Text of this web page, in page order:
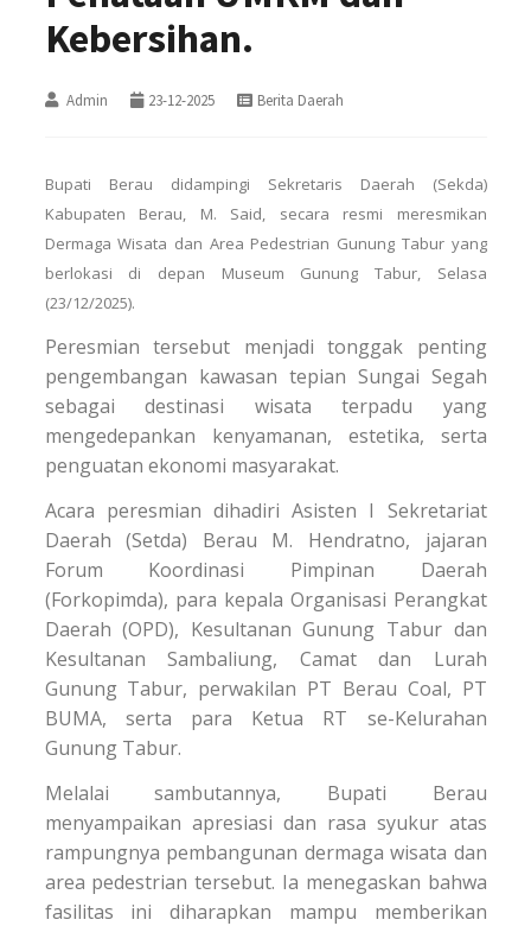
Kebersihan.
Admin 23-12-2025 Berita Daerah
Bupati Berau didampingi Sekretaris Daerah (Sekda)
Kabupaten Berau, M. Said, secara resmi meresmikan
Dermaga Wisata dan Area Pedestrian Gunung Tabur yang
berlokasi di depan Museum Gunung Tabur, Selasa
(23/12/2025).
Peresmian tersebut menjadi tonggak penting
pengembangan kawasan tepian Sungai Segah
sebagai destinasi wisata terpadu yang
mengedepankan kenyamanan, estetika, serta
penguatan ekonomi masyarakat.
Acara peresmian dihadiri Asisten I Sekretariat
Daerah (Setda) Berau M. Hendratno, jajaran
Forum Koordinasi Pimpinan Daerah
(Forkopimda), para kepala Organisasi Perangkat
Daerah (OPD), Kesultanan Gunung Tabur dan
Kesultanan Sambaliung, Camat dan Lurah
Gunung Tabur, perwakilan PT Berau Coal, PT
BUMA, serta para Ketua RT se-Kelurahan
Gunung Tabur.
Melalai sambutannya, Bupati Berau
menyampaikan apresiasi dan rasa syukur atas
rampungnya pembangunan dermaga wisata dan
area pedestrian tersebut. Ia menegaskan bahwa
fasilitas ini diharapkan mampu memberikan